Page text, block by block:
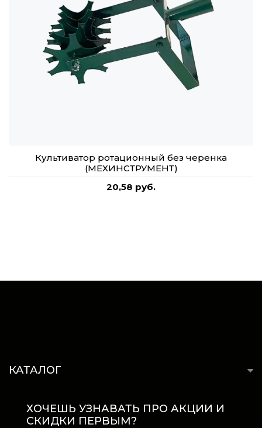
Культиватор ротационный без черенка
(МЕХИНСТРУМЕНТ)
20,58 руб.
КАТАЛОГ
ХОЧЕШЬ УЗНАВАТЬ ПРО АКЦИИ И
СКИДКИ ПЕРВЫМ?